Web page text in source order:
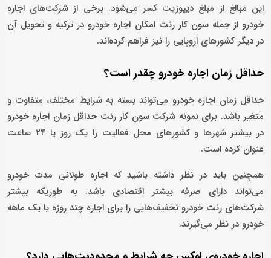
این مبالغ از مبلغ دیپوزیت کسر می‌شود. برخی از شرکت‌های اجاره
خودرو از جمله سون کار رنت امکان اجاره خودرو در ترکیه و تحویل آن
در دیگر کشورهای اروپایی را نیز فراهم کرده‌اند.
حداقل زمان اجاره خودرو چقدر است؟
حداقل زمان اجاره خودرو می‌تواند بسته به شرایط مختلف، متفاوت و
متغیر باشد. برای نمونه شرکت سون کار رنت حداقل زمان اجاره خودرو
در بیشتر شهرها و کشورهای محل فعالیت را یک روز یا 24 ساعت
عنوان کرده است.
همچنین باید در نظر داشته باشید که اجاره طولانی مدت خودرو
می‌تواند دارای صرفه بیشتر اقتصادی باشد. به طوریکه بیشتر
شرکت‌های رنت خودرو تخفیف‌هایی را برای اجاره چند روزه یا یک ماهه
خودرو در نظر می‌گیرند.